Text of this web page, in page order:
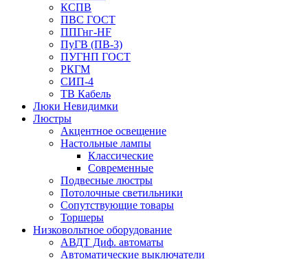
КСПВ
ПВС ГОСТ
ППГнг-HF
ПуГВ (ПВ-3)
ПУГНП ГОСТ
РКГМ
СИП-4
ТВ Кабель
Люки Невидимки
Люстры
Акцентное освещение
Настольные лампы
Классические
Современные
Подвесные люстры
Потолочные светильники
Сопутствующие товары
Торшеры
Низковольтное оборудование
АВДT Диф. автоматы
Автоматические выключатели